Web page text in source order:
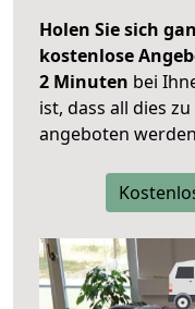
Holen Sie sich
kostenlose
2 Minuten bei
ist, dass all dies
angeboten